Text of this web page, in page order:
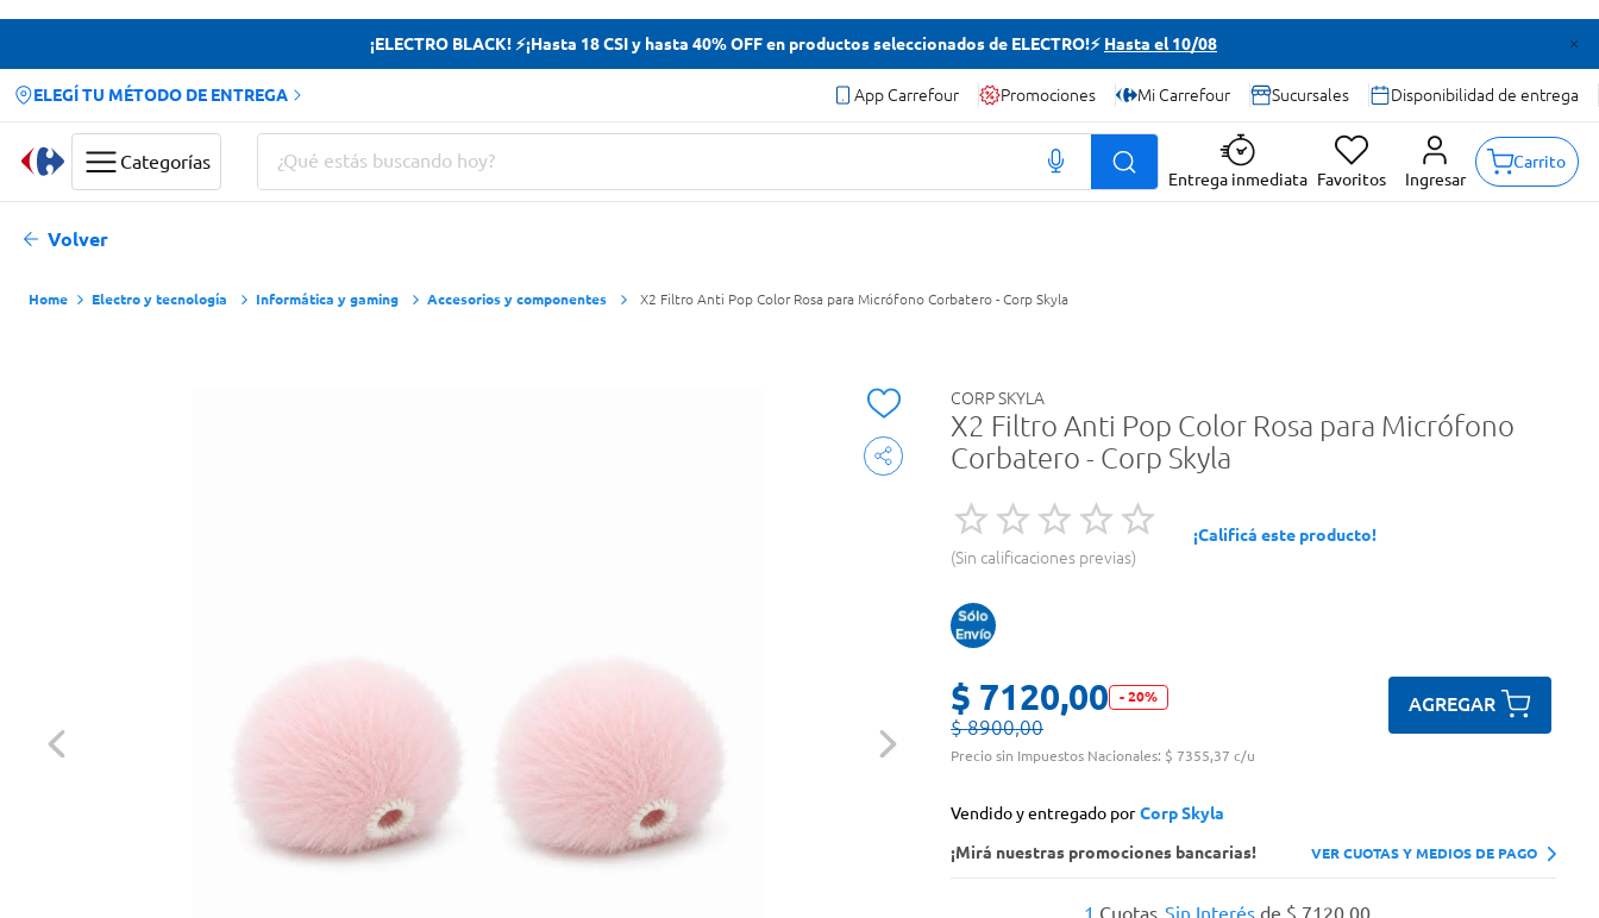
¡ELECTRO BLACK! ⚡¡Hasta 18 CSI y hasta 40% OFF en productos seleccionados de ELECTRO!⚡ Hasta el 10/08
ELEGÍ TU MÉTODO DE ENTREGA App Carrefour Promociones Mi Carrefour Sucursales Disponibilidad de entrega
Categorías
¿Qué estás buscando hoy?
Entrega inmediata Favoritos Ingresar
Carrito
Volver
Electro y tecnología Informática y gaming Accesorios y componentes X2 Filtro Anti Pop Color Rosa para Micrófono Corbatero - Corp Skyla
CORP SKYLA
X2 Filtro Anti Pop Color Rosa para Micrófono
Corbatero - Corp Skyla
Sin calificaciones previas
¡Calificá este producto!
$ 7120,00 -20%
$ 8900,00
Precio sin Impuestos Nacionales: $ 7355,37 c/u
AGREGAR
Vendido y entregado por Corp Skyla
¡Mirá nuestras promociones bancarias! VER CUOTAS Y MEDIOS DE PAGO
Términos más buscados